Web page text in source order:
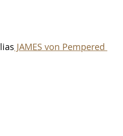
JAMES von Pempered